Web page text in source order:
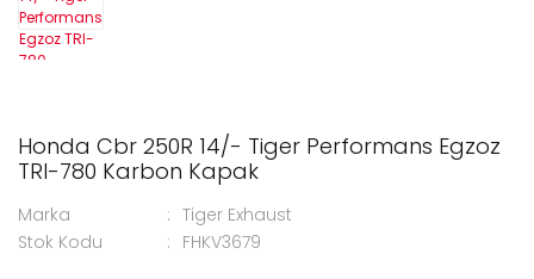
Honda Cbr 250R 14/- Tiger Performans Egzoz
TRI-780 Karbon Kapak
Marka
Tiger Exhaust
Stok Kodu
FHKV3679